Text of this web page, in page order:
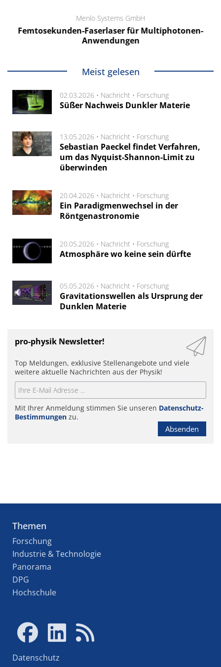
Menlo Systems GmbH
Femtosekunden-Faserlaser für Multiphotonen-
Anwendungen
Meist gelesen
02.03.2026 • Nachricht • Forschung
Süßer Nachweis Dunkler Materie
13.05.2026 • Nachricht • Forschung
Sebastian Paeckel findet Verfahren,
um das Nyquist-Shannon-Limit zu
überwinden
20.04.2026 • Nachricht • Forschung
Ein Paradigmenwechsel in der
Röntgenastronomie
20.05.2026 • Nachricht • Forschung
Atmosphäre wo keine sein dürfte
05.05.2026 • Nachricht • Forschung
Gravitationswellen als Ursprung der
Dunklen Materie
pro-physik Newsletter!
Top Meldungen, exklusive Stellenangebote und viele
weitere aktuelle Nachrichten aus der Physik!
Mit Ihrer Anmeldung stimmen Sie unseren Datenschutz-
Bestimmungen zu.
Absenden
Themen
Forschung
Industrie & Technologie
Panorama
DPG
Hochschule
Datenschutz